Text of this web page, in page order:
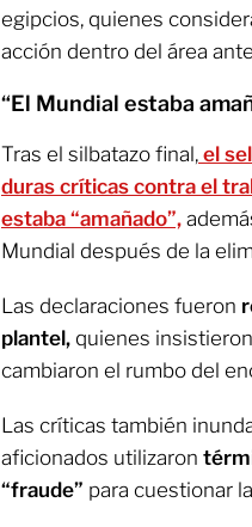
egipcios, quienes
acción dentro del área
“El Mundial estaba
Tras el silbatazo final, el
duras críticas contra el
estaba “amañado”,
Mundial después de la
Las declaraciones fueron
plantel, quienes
cambiaron el rumbo del
Las críticas también
aficionados utilizaron
“fraude” para cuestionar